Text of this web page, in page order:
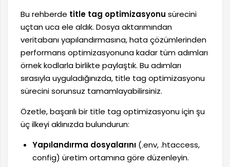
Bu rehberde title tag optimizasyonu sürecini
uçtan uca ele aldık. Dosya aktarımından
veritabanı yapılandırmasına, hata çözümlerinden
performans optimizasyonuna kadar tüm adımları
örnek kodlarla birlikte paylaştık. Bu adımları
sırasıyla uyguladığınızda, title tag optimizasyonu
sürecini sorunsuz tamamlayabilirsiniz.
Özetle, başarılı bir title tag optimizasyonu için şu
üç ilkeyi aklınızda bulundurun:
Yapılandırma dosyalarını(.env, .htaccess,
config) üretim ortamına göre düzenleyin.